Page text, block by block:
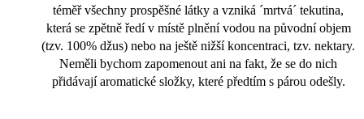
téměř všechny prospěšné látky a vzniká ´mrtvá´ tekutina,
která se zpětně ředí v místě plnění vodou na původní objem
(tzv. 100% džus) nebo na ještě nižší koncentraci, tzv. nektary.
Neměli bychom zapomenout ani na fakt, že se do nich
přidávají aromatické složky, které předtím s párou odešly.